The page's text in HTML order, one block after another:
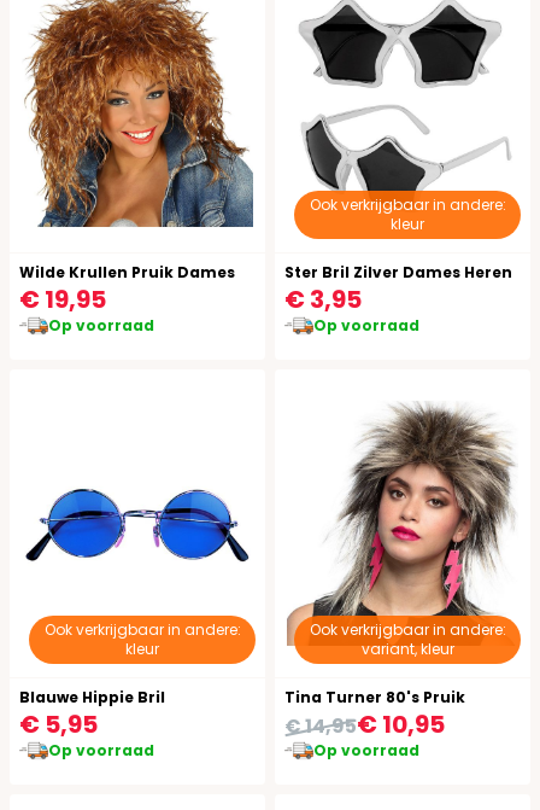
Wilde Krullen Pruik Dames
€ 19,95
Op voorraad
Ook verkrijgbaar in andere:
kleur
Ster Bril Zilver Dames Heren
€ 3,95
Op voorraad
Ook verkrijgbaar in andere:
kleur
Blauwe Hippie Bril
€ 5,95
Op voorraad
Ook verkrijgbaar in andere:
variant, kleur
Tina Turner 80's Pruik
€ 10,95
€ 14,95
Op voorraad